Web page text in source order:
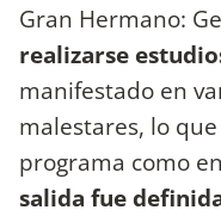
Gran Hermano:
realizarse
manifestado en
malestares, lo
programa como
salida fue